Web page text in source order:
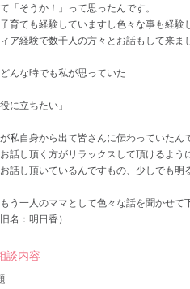
「そうか！」って思ったんです。
育ても経験していますし色々な事も経験
ア経験で数千人の方々とお話もして来ま
んな時でも私が思っていた
に立ちたい」
私自身から出て皆さんに伝わっていたん
話し頂く方がリラックスして頂けるよう
話し頂いているんですもの、少しでも明
う一人のママとして色々な話を聞かせ
名：明日香）
談内容